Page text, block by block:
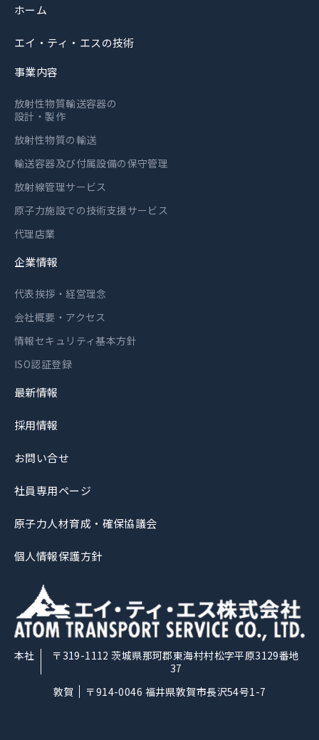
ホーム
エイ・ティ・エスの技術
事業内容
放射性物質輸送容器の
設計・製作
放射性物質の輸送
輸送容器及び付属設備の保守管理
放射線管理サービス
原子力施設での技術支援サービス
代理店業
企業情報
代表挨拶・経営理念
会社概要・アクセス
情報セキュリティ基本方針
ISO認証登録
最新情報
採用情報
お問い合せ
社員専用ページ
原子力人材育成・確保協議会
個人情報保護方針
〒319-1112 茨城県那珂郡東海村村松字平原3129番地
37
〒914-0046 福井県敦賀市長沢54号1-7